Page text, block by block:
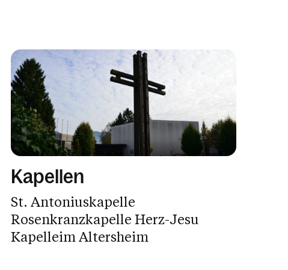
Kapellen
St. Antoniuskapelle
Rosenkranzkapelle Herz-Jesu
Kapelleim Altersheim